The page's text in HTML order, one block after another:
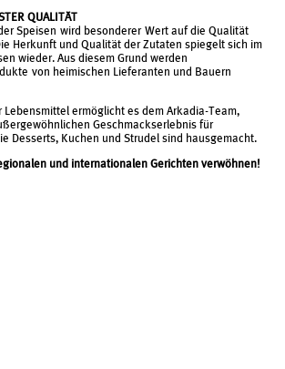
QUALITÄT
Speisen wird besonderer Wert auf die Qualität
Herkunft und Qualität der Zutaten spiegelt sich im
wieder. Aus diesem Grund werden
von heimischen Lieferanten und Bauern
Lebensmittel ermöglicht es dem Arkadia-Team,
Geschmackserlebnis für
Desserts, Kuchen und Strudel sind hausgemacht.
und internationalen Gerichten verwöhnen!